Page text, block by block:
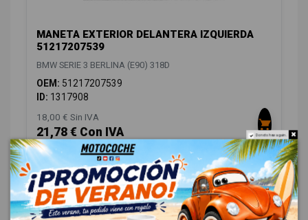
MANETA EXTERIOR DELANTERA IZQUIERDA
51217207539
BMW SERIE 3 BERLINA (E90) 318D
OEM: 51217207539
ID: 1317908
18,00 € Sin IVA
21,78 € Con IVA Do not show again.